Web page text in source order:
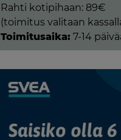
Rahti kotipihaan: 89€
(toimitus valitaan
Toimitusaika: 7-14